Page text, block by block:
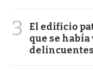
3
El edificio
que se